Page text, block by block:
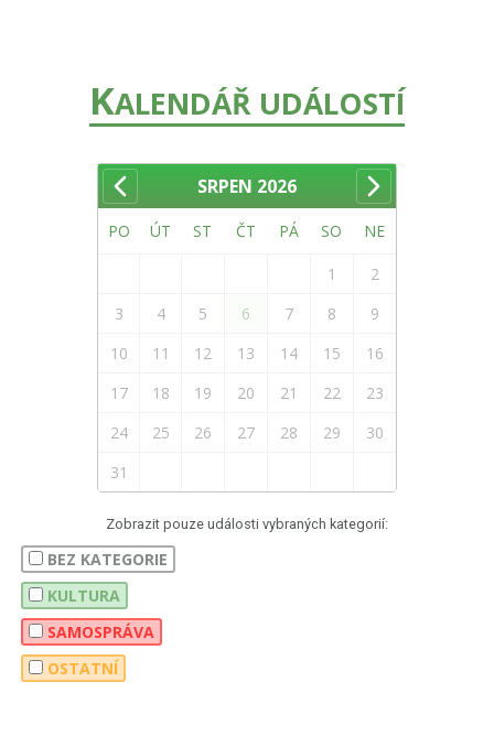
KALENDÁŘ UDÁLOSTÍ
SRPEN 2026
PO ÚT ST ČT PÁ SO NE
1
2
3
4 5 6 7 8
9
10
11 12 13 14 15
16
17
18 19 20 21 22
23
24
25 26 27 28 29
30
31
Zobrazit pouze události vybraných kategorií:
BEZ KATEGORIE
KULTURA
SAMOSPRÁVA
OSTATNÍ